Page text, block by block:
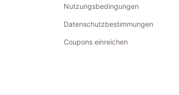
Nutzungsbedingungen
Datenschutzbestimmungen
Coupons einreichen